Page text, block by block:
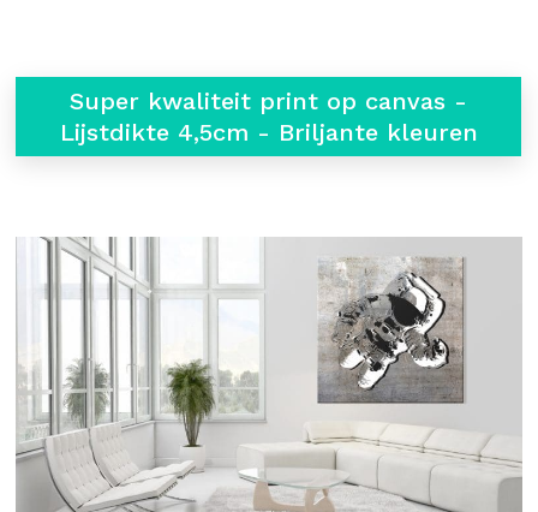
Super kwaliteit print op canvas -
Lijstdikte 4,5cm - Briljante kleuren